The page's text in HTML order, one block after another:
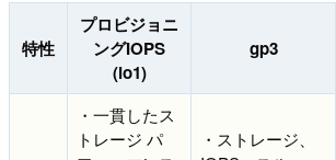
特性
プロビジョニ
ングIOPS
(io1)
gp3
・一貫したス
トレージ パ
・ストレージ、